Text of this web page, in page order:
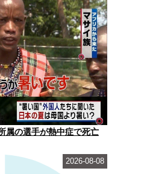
属の選手が熱中症で死亡
2026-08-08